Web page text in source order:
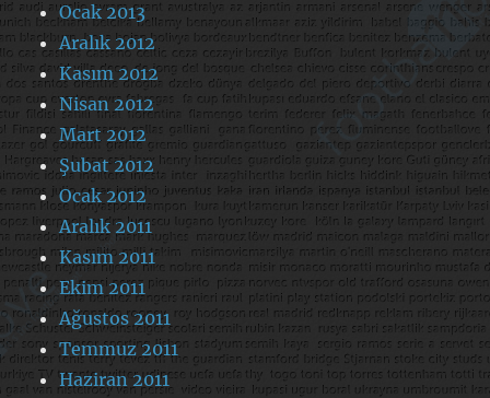
Ocak 2013
Aralık 2012
Kasım 2012
Nisan 2012
Mart 2012
Şubat 2012
Ocak 2012
Aralık 2011
Kasım 2011
Ekim 2011
Ağustos 2011
Temmuz 2011
Haziran 2011